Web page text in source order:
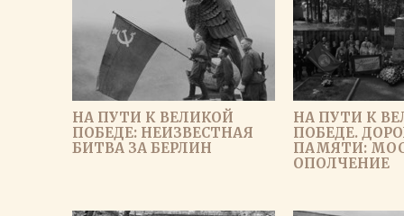
НА ПУТИ К ВЕЛИКОЙ
ПОБЕДЕ: НЕИЗВЕСТНАЯ
БИТВА ЗА БЕРЛИН
НА ПУТИ К
ПОБЕДЕ.
ПАМЯТИ:
ОПОЛЧЕНИЕ